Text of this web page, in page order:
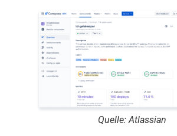
Quelle: Atlassian